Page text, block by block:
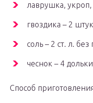
лаврушка, укроп,
гвоздика – 2
соль – 2 ст. л. без
чеснок – 4
Способ